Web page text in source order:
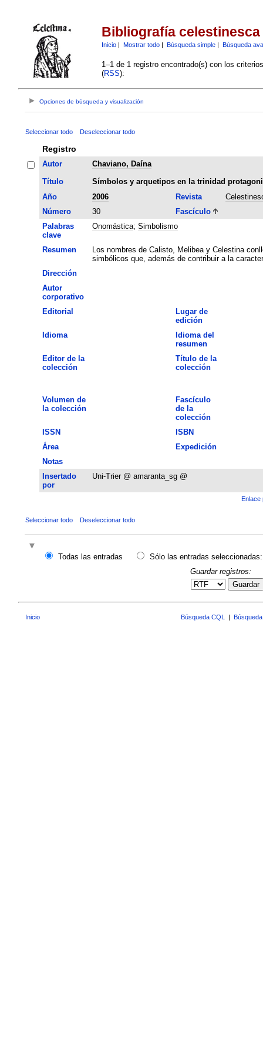
Bibliografía celestinesca
Inicio| Mostrar todo| Búsqueda simple| Búsqueda
1–1 de 1 registro encontrado(s) con los
(RSS):
Opciones de búsqueda y visualización
Seleccionar todo Deseleccionar todo
Registro
Autor
Chaviano, Daína
Título
Símbolos y arquetipos en la trinidad
Año
2006 Revista
Número
30
Fascículo
Palabras
clave
Onomástica; Simbolismo
Resumen
Los nombres de Calisto, Melibea y Celestina
simbólicos que, además de contribuir a la
Dirección
Autor
corporativo
Editorial
Lugar de
edición
Idioma
Idioma del
resumen
Editor de la
colección
Título de la
colección
Volumen de
la colección
Fascículo
de la
colección
ISSN
ISBN
Área
Expedición
Notas
Insertado
por
Uni-Trier @ amaranta_sg @
Enlace
Seleccionar todo Deseleccionar todo
Todas las entradas
Sólo las entradas seleccionadas:
Guardar registros:
Guardar
Inicio Búsqueda CQL